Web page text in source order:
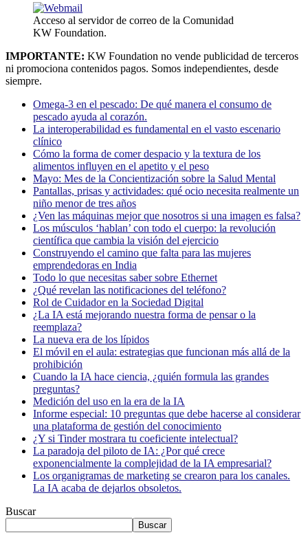
Acceso al servidor de correo de la Comunidad
KW Foundation.
IMPORTANTE: KW Foundation no vende publicidad de terceros
ni promociona contenidos pagos. Somos independientes, desde
siempre.
Omega-3 en el pescado: De qué manera el consumo de
pescado ayuda al corazón.
La interoperabilidad es fundamental en el vasto escenario
clínico
Cómo la forma de comer despacio y la textura de los
alimentos influyen en el apetito y el peso
Mayo: Mes de la Concientización sobre la Salud Mental
Pantallas, prisas y actividades: qué ocio necesita realmente un
niño menor de tres años
¿Ven las máquinas mejor que nosotros si una imagen es falsa?
Los músculos ‘hablan’ con todo el cuerpo: la revolución
científica que cambia la visión del ejercicio
Construyendo el camino que falta para las mujeres
emprendedoras en India
Todo lo que necesitas saber sobre Ethernet
¿Qué revelan las notificaciones del teléfono?
Rol de Cuidador en la Sociedad Digital
¿La IA está mejorando nuestra forma de pensar o la
reemplaza?
La nueva era de los lípidos
El móvil en el aula: estrategias que funcionan más allá de la
prohibición
Cuando la IA hace ciencia, ¿quién formula las grandes
preguntas?
Medición del uso en la era de la IA
Informe especial: 10 preguntas que debe hacerse al considerar
una plataforma de gestión del conocimiento
¿Y si Tinder mostrara tu coeficiente intelectual?
La paradoja del piloto de IA: ¿Por qué crece
exponencialmente la complejidad de la IA empresarial?
Los organigramas de marketing se crearon para los canales.
La IA acaba de dejarlos obsoletos.
Buscar
Buscar